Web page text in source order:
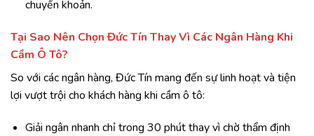
chuyển khoản.
Tại Sao Nên Chọn Đức Tín Thay Vì Các Ngân Hàng Khi
Cầm Ô Tô?
So với các ngân hàng, Đức Tín mang đến sự linh hoạt và tiện
lợi vượt trội cho khách hàng khi cầm ô tô:
Giải ngân nhanh chỉ trong 30 phút thay vì chờ thẩm định